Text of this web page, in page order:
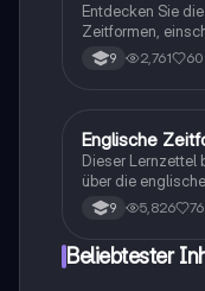
Entdecken Sie
Zeitformen,
Progressive,
bietet klare
Kenntnisse in der
möchten.
9 2,761 60
Englisch
Englische
Dieser Lernzettel
über die
Past, Past
Tenses. Er
der Zeitformen
Ideal für Schüler,
9 5,826 76
Beliebtester